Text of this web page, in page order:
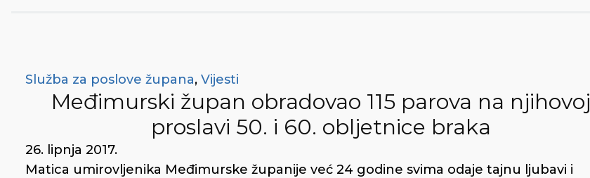
Služba za poslove župana, Vijesti
Međimurski župan obradovao 115 parova na njihovoj
proslavi 50. i 60. obljetnice braka
26. lipnja 2017.
Matica umirovljenika Međimurske županije već 24 godine svima odaje tajnu ljubavi i